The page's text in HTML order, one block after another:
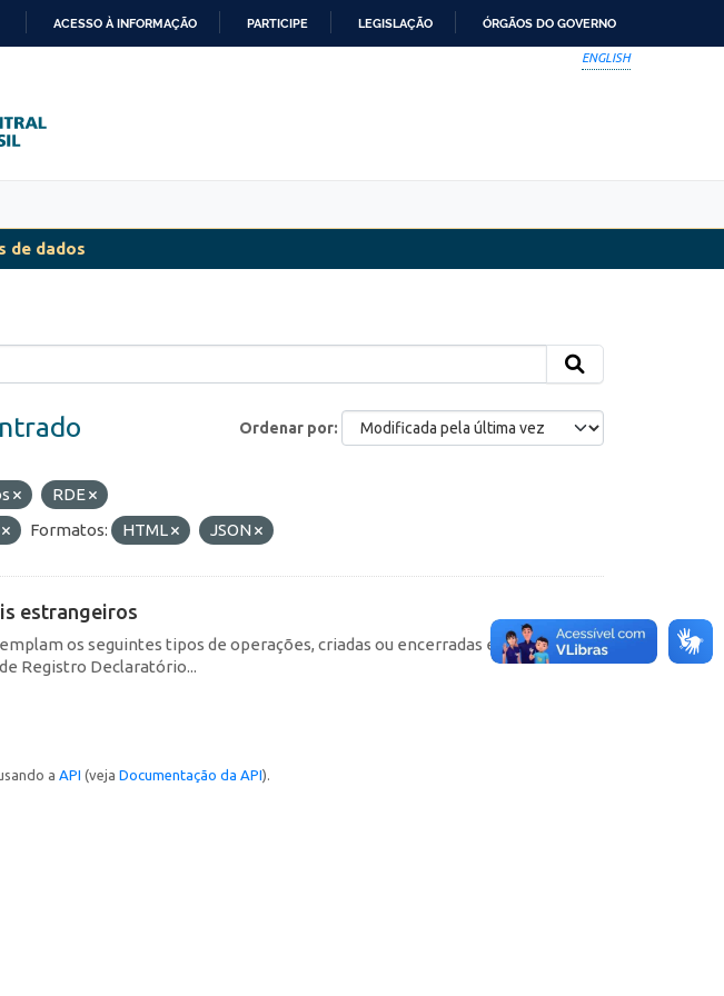
ACESSO À INFORMAÇÃO PARTICIPE LEGISLAÇÃO ÓRGÃOS DO GOVERNO
ENGLISH
de dados
Ordenar por
RDE
Formatos: HTML JSON
estrangeiros
os seguintes tipos de operações, criadas ou encerradas em cada
Registro Declaratório...
a API (veja Documentação da API).